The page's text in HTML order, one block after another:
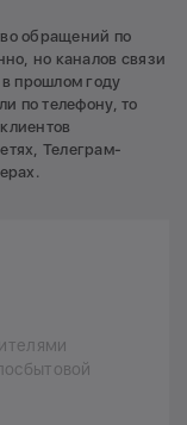
обращений по
но каналов связи
прошлом году
по телефону, то
Телеграм-